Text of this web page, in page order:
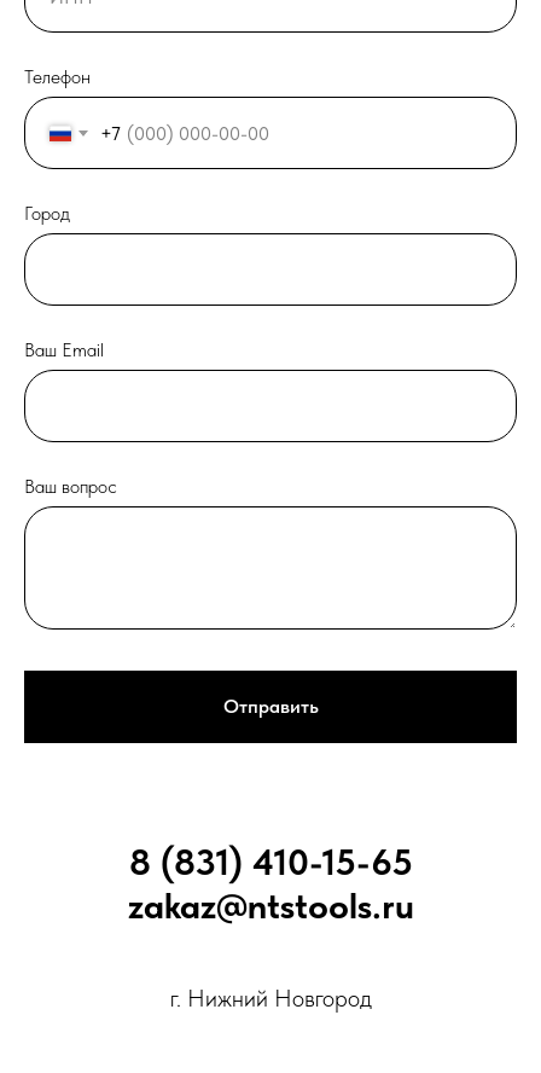
Телефон
+7
Город
Ваш Email
Ваш вопрос
Отправить
8 (831) 410-15-65
zakaz@ntstools.ru
г. Нижний Новгород